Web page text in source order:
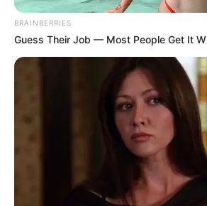
BRAINBERRIES
Guess Their Job — Most People Get It